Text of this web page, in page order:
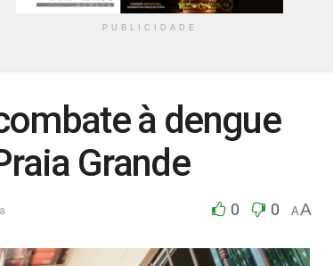
PUBLICIDADE
à dengue
Grande
0 0 AA